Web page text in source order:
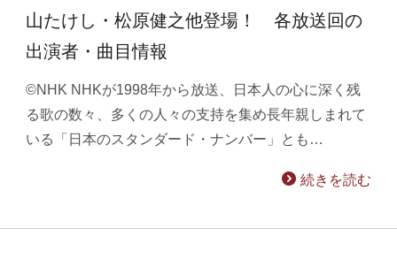
山たけし・松原健之他登場！ 各放送回の
出演者・曲目情報
©NHK NHKが1998年から放送、日本人の心に深く残
る歌の数々、多くの人々の支持を集め長年親しまれて
いる「日本のスタンダード・ナンバー」とも…
続きを読む